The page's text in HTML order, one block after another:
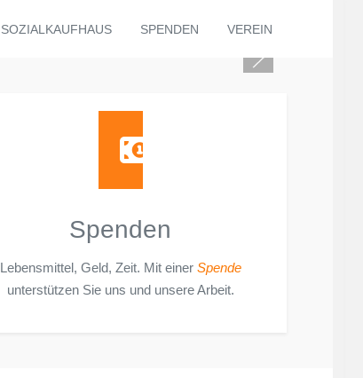
SOZIALKAUFHAUS SPENDEN VEREIN
Spenden
Lebensmittel, Geld, Zeit. Mit einer Spende
unterstützen Sie uns und unsere Arbeit.